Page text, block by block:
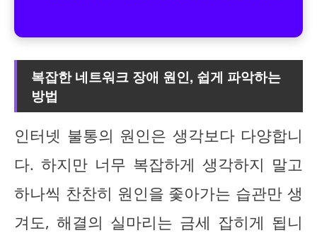
복잡한 네트워크 장애 원인, 쉽게 파악하는
방법
인터넷 불통의 원인은 생각보다 다양합니
다. 하지만 너무 복잡하게 생각하지 말고
하나씩 찬찬히 원인을 좇아가는 습관만 생
겨도, 해결의 실마리는 금세 잡히게 됩니